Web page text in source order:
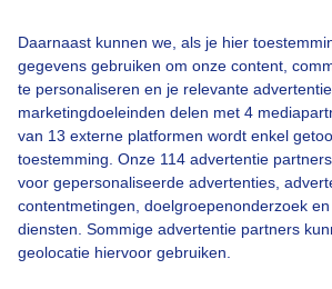
Daarnaast kunnen we, als je hier
gegevens gebruiken om onze content,
te personaliseren en je relevante
marketingdoeleinden delen met 4
van 13 externe platformen wordt enkel
toestemming. Onze 114 advertentie
voor gepersonaliseerde advertenties,
contentmetingen, doelgroepenonderzoek
diensten. Sommige advertentie partners
geolocatie hiervoor gebruiken.
Over Buienradar
Bedrijfsgegevens
Veelgestelde vragen
Contact